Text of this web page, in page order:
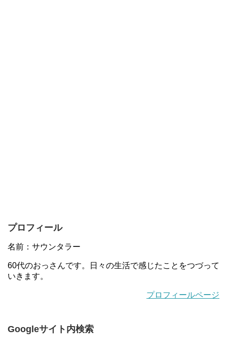
プロフィール
名前：サウンタラー
60代のおっさんです。日々の生活で感じたことをつづって
いきます。
プロフィールページ
Googleサイト内検索